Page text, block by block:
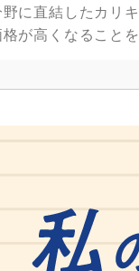
に直結したカリ
格が高くなること